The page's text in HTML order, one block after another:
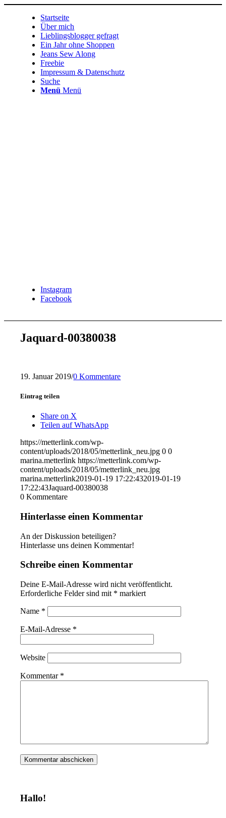
Startseite
Über mich
Lieblingsblogger gefragt
Ein Jahr ohne Shoppen
Jeans Sew Along
Freebie
Impressum & Datenschutz
Suche
Menü Menü
Instagram
Facebook
Jaquard-00380038
19. Januar 2019/0 Kommentare
Eintrag teilen
Share on X
Teilen auf WhatsApp
https://metterlink.com/wp-
content/uploads/2018/05/metterlink_neu.jpg 0 0
marina.metterlink https://metterlink.com/wp-
content/uploads/2018/05/metterlink_neu.jpg
marina.metterlink2019-01-19 17:22:432019-01-19
17:22:43Jaquard-00380038
0 Kommentare
Hinterlasse einen Kommentar
An der Diskussion beteiligen?
Hinterlasse uns deinen Kommentar!
Schreibe einen Kommentar
Deine E-Mail-Adresse wird nicht veröffentlicht.
Erforderliche Felder sind mit * markiert
Name *
E-Mail-Adresse *
Website
Kommentar *
Hallo!